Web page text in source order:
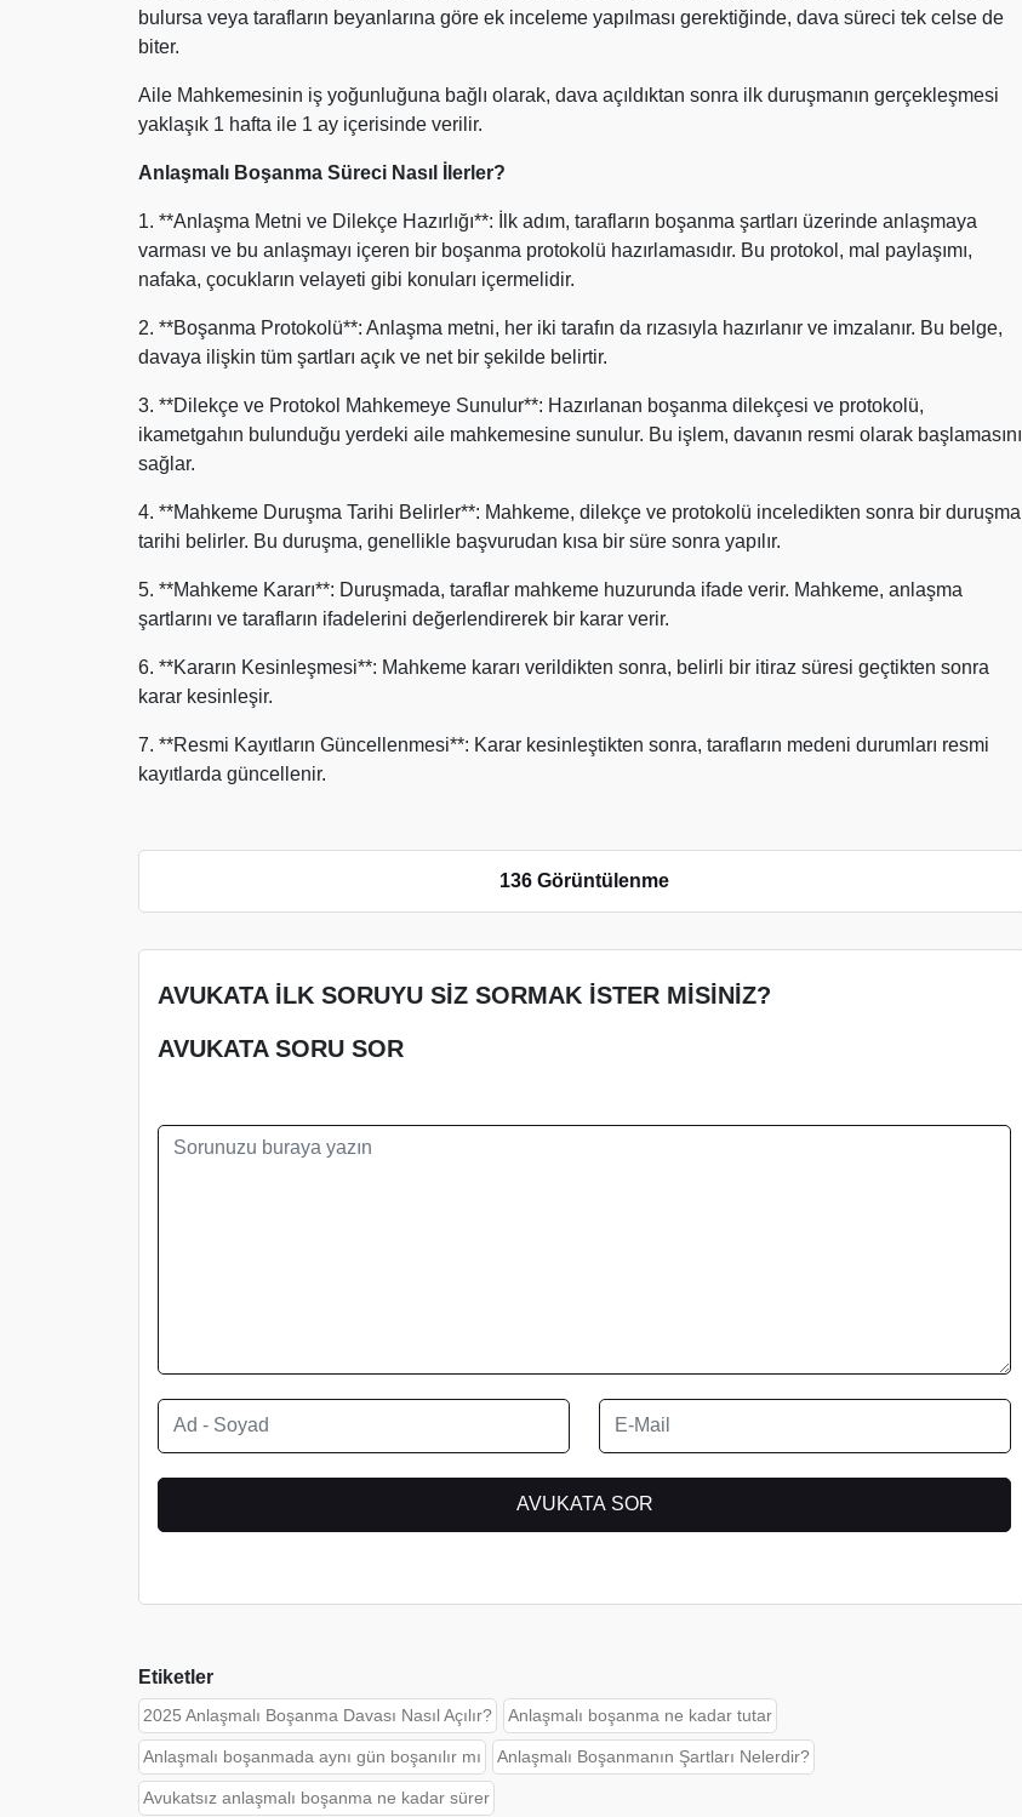
bulursa veya tarafların beyanlarına göre ek inceleme yapılması gerektiğinde, dava süreci tek celse de
biter.
Aile Mahkemesinin iş yoğunluğuna bağlı olarak, dava açıldıktan sonra ilk duruşmanın gerçekleşmesi
yaklaşık 1 hafta ile 1 ay içerisinde verilir.
Anlaşmalı Boşanma Süreci Nasıl İlerler?
1. **Anlaşma Metni ve Dilekçe Hazırlığı**: İlk adım, tarafların boşanma şartları üzerinde anlaşmaya
varması ve bu anlaşmayı içeren bir boşanma protokolü hazırlamasıdır. Bu protokol, mal paylaşımı,
nafaka, çocukların velayeti gibi konuları içermelidir.
2. **Boşanma Protokolü**: Anlaşma metni, her iki tarafın da rızasıyla hazırlanır ve imzalanır. Bu belge,
davaya ilişkin tüm şartları açık ve net bir şekilde belirtir.
3. **Dilekçe ve Protokol Mahkemeye Sunulur**: Hazırlanan boşanma dilekçesi ve protokolü,
ikametgahın bulunduğu yerdeki aile mahkemesine sunulur. Bu işlem, davanın resmi olarak başlamasını
sağlar.
4. **Mahkeme Duruşma Tarihi Belirler**: Mahkeme, dilekçe ve protokolü inceledikten sonra bir duruşma
tarihi belirler. Bu duruşma, genellikle başvurudan kısa bir süre sonra yapılır.
5. **Mahkeme Kararı**: Duruşmada, taraflar mahkeme huzurunda ifade verir. Mahkeme, anlaşma
şartlarını ve tarafların ifadelerini değerlendirerek bir karar verir.
6. **Kararın Kesinleşmesi**: Mahkeme kararı verildikten sonra, belirli bir itiraz süresi geçtikten sonra
karar kesinleşir.
7. **Resmi Kayıtların Güncellenmesi**: Karar kesinleştikten sonra, tarafların medeni durumları resmi
kayıtlarda güncellenir.
136 Görüntülenme
AVUKATA İLK SORUYU SİZ SORMAK İSTER MİSİNİZ?
AVUKATA SORU SOR
Etiketler
2025 Anlaşmalı Boşanma Davası Nasıl Açılır? Anlaşmalı boşanma ne kadar tutar
Anlaşmalı boşanmada aynı gün boşanılır mı Anlaşmalı Boşanmanın Şartları Nelerdir?
Avukatsız anlaşmalı boşanma ne kadar sürer